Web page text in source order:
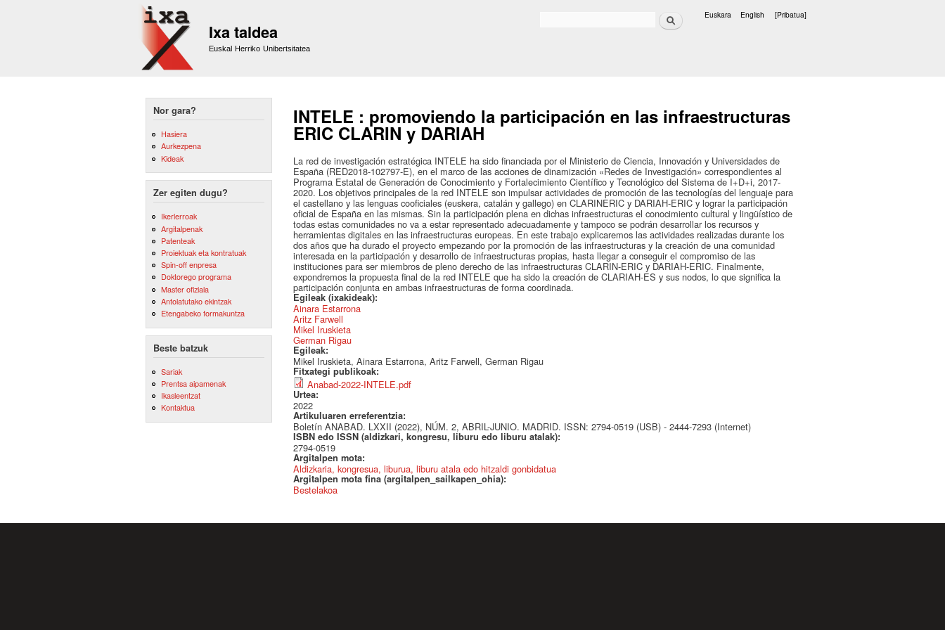
Ixa taldea
Euskal Herriko Unibertsitatea
Bilatu Euskara English [Pribatua]
Nor gara?
Hasiera
Aurkezpena
Kideak
Zer egiten dugu?
Ikerlerroak
Argitalpenak
Patenteak
Proiektuak eta kontratuak
Spin-off enpresa
Doktorego programa
Master ofiziala
Antolatutako ekintzak
Etengabeko formakuntza
Beste batzuk
Sariak
Prentsa aipamenak
Ikasleentzat
Kontaktua
INTELE : promoviendo la participación en las infraestructuras
ERIC CLARIN y DARIAH
La red de investigación estratégica INTELE ha sido financiada por el Ministerio de Ciencia, Innovación y Universidades de
España (RED2018-102797-E), en el marco de las acciones de dinamización «Redes de Investigación» correspondientes al
Programa Estatal de Generación de Conocimiento y Fortalecimiento Científico y Tecnológico del Sistema de I+D+i, 2017-
2020. Los objetivos principales de la red INTELE son impulsar actividades de promoción de las tecnologías del lenguaje para
el castellano y las lenguas cooficiales (euskera, catalán y gallego) en CLARINERIC y DARIAH-ERIC y lograr la participación
oficial de España en las mismas. Sin la participación plena en dichas infraestructuras el conocimiento cultural y lingüístico de
todas estas comunidades no va a estar representado adecuadamente y tampoco se podrán desarrollar los recursos y
herramientas digitales en las infraestructuras europeas. En este trabajo explicaremos las actividades realizadas durante los
dos años que ha durado el proyecto empezando por la promoción de las infraestructuras y la creación de una comunidad
interesada en la participación y desarrollo de infraestructuras propias, hasta llegar a conseguir el compromiso de las
instituciones para ser miembros de pleno derecho de las infraestructuras CLARIN-ERIC y DARIAH-ERIC. Finalmente,
expondremos la propuesta final de la red INTELE que ha sido la creación de CLARIAH-ES y sus nodos, lo que significa la
participación conjunta en ambas infraestructuras de forma coordinada.
Egileak (ixakideak):
Ainara Estarrona
Aritz Farwell
Mikel Iruskieta
German Rigau
Egileak:
Mikel Iruskieta, Ainara Estarrona, Aritz Farwell, German Rigau
Fitxategi publikoak:
Anabad-2022-INTELE.pdf
Urtea:
2022
Artikuluaren erreferentzia:
Boletín ANABAD. LXXII (2022), NÚM. 2, ABRIL-JUNIO. MADRID. ISSN: 2794-0519 (USB) - 2444-7293 (Internet)
ISBN edo ISSN (aldizkari, kongresu, liburu edo liburu atalak):
2794-0519
Argitalpen mota:
Aldizkaria, kongresua, liburua, liburu atala edo hitzaldi gonbidatua
Argitalpen mota fina (argitalpen_sailkapen_ohia):
Bestelakoa